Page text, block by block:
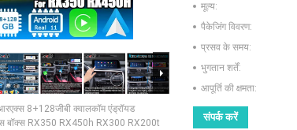
8+128जीबी क्वालकॉम एंड्रॉयड
बॉक्स RX350 RX450h RX300 RX200t
मूल्य:
पैकेजिंग विवरण:
प्रसव के समय:
भुगतान शर्तें:
आपूर्ति की क्षमता:
संपर्क करें